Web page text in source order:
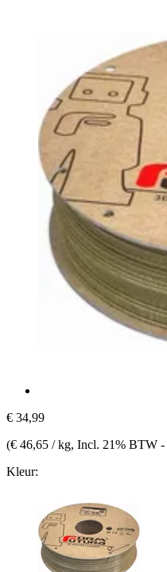
€ 34,99
(€ 46,65 / kg, Incl. 21% BTW -
Kleur: